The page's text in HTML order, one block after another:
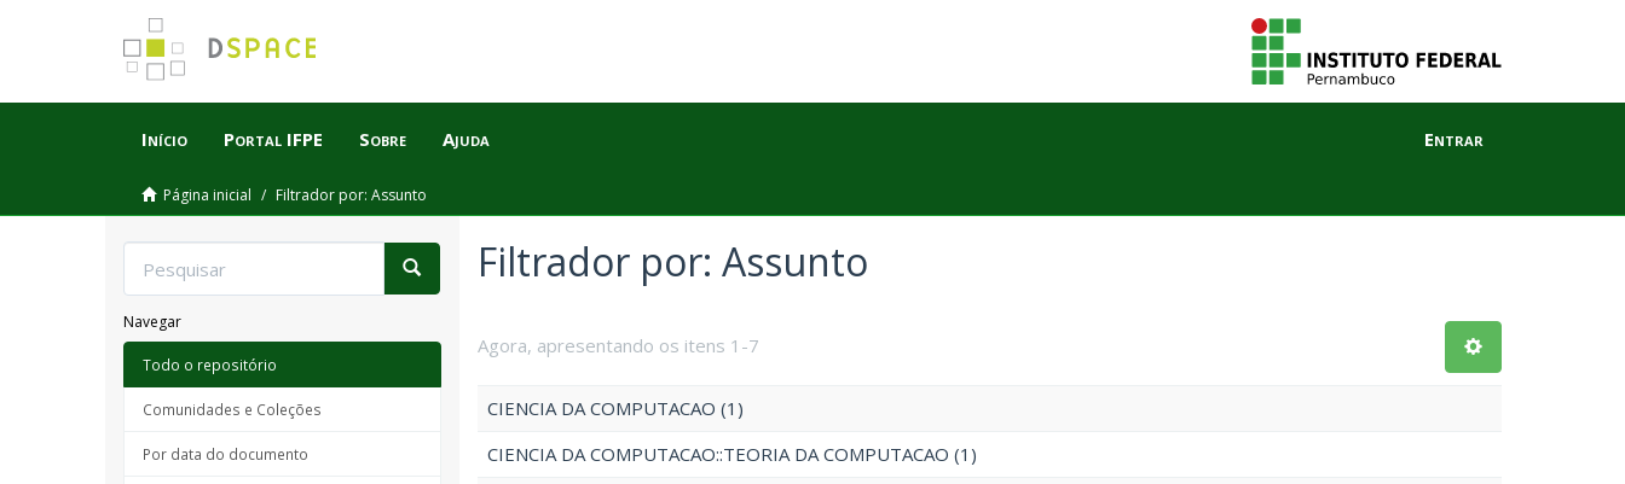
Início Portal IFPE Sobre Ajuda Entrar
Página inicial Filtrador por: Assunto
Navegar
Todo o repositório
Comunidades e Coleções
Por data do documento
Filtrador por: Assunto
Agora, apresentando os itens 1-7
CIENCIA DA COMPUTACAO (1)
CIENCIA DA COMPUTACAO::TEORIA DA COMPUTACAO (1)